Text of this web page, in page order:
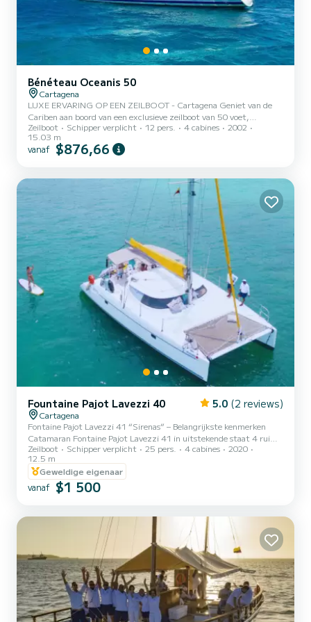
Bénéteau Oceanis 50
Cartagena
LUXE ERVARING OP EEN ZEILBOOT - Cartagena Geniet van de
Cariben aan boord van een exclusieve zeilboot van 50 voet,
ontworpen om comfort, privacy en onvergetelijke momenten op
zee te bieden. Geen gedeelde tour, maar je eigen privézeilboot met
persoonlijke service, ideaal voor koppels, gezinnen of exclusieve
bemanning Ruime en comfortabele ruimtes om te ontspannen...
Zeilboot Schipper verplicht 12 pers. 4 cabines
2002
15.03 m
vanaf $876,66
Fountaine Pajot Lavezzi 40 5.0 (2 reviews)
Cartagena
Fontaine Pajot Lavezzi 41 “Sirenas” – Belangrijkste kenmerken
Catamaran Fontaine Pajot Lavezzi 41 in uitstekende staat 4 ruime
en geventileerde tweepersoonshutten 2 complete badkamers
Airconditioning aan boord Binnen- en buiten eethoek in de kuip
Groot zonnedek op het voordek voor rust en ontspanning Twee
nieuwe Yanmar-motoren van 40 PK (hoog rendement en veiligheid)
Onberispelijke zeilgarderobe voor stabiele en comfortabele
Cartag...
Zeilboot Schipper verplicht 25 pers. 4 cabines
2020
12.5 m
Geweldige eigenaar
vanaf $1 500